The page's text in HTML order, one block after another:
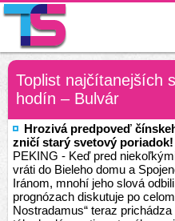
Toplist najčítanejších
hodín – Bulvár
Hrozivá predpoveď
zničí starý svetový
PEKING - Keď pred
vráti do Bieleho domu a
Iránom, mnohí jeho slová
prognózach diskutuje po
Nostradamus“ teraz